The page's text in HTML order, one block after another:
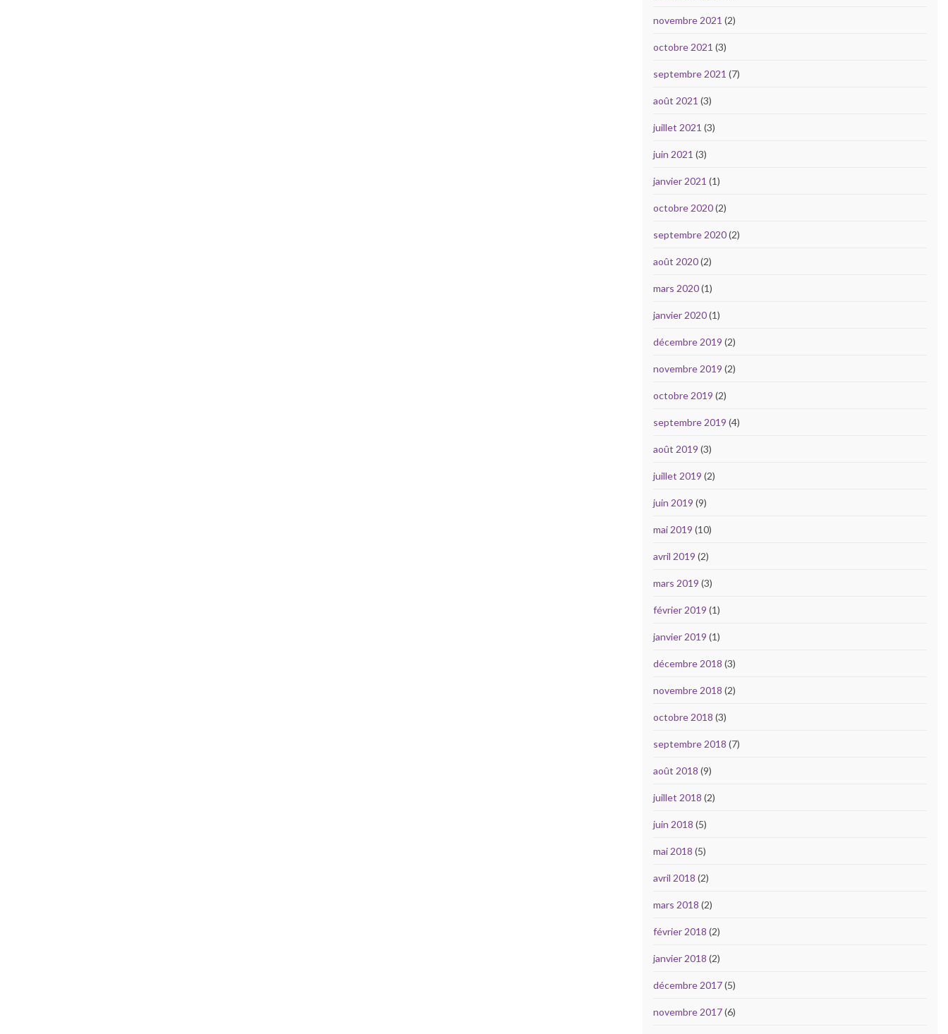
novembre 2021 (2)
octobre 2021 (3)
septembre 2021 (7)
août 2021 (3)
juillet 2021 (3)
juin 2021 (3)
janvier 2021 (1)
octobre 2020(2)
septembre 2020(2)
août 2020(2)
mars 2020(1)
janvier 2020(1)
décembre 2019 (2)
novembre 2019 (2)
octobre 2019 (2)
septembre 2019 (4)
août 2019 (3)
juillet 2019 (2)
juin 2019 (9)
mai 2019 (10)
avril 2019 (2)
mars 2019 (3)
février 2019 (1)
janvier 2019 (1)
décembre 2018 (3)
novembre 2018 (2)
octobre 2018 (3)
septembre 2018 (7)
août 2018 (9)
juillet 2018 (2)
juin 2018 (5)
mai 2018 (5)
avril 2018 (2)
mars 2018 (2)
février 2018 (2)
janvier 2018 (2)
décembre 2017(5)
novembre 2017(6)